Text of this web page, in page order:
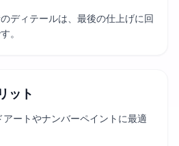
ディテールは、最後の仕上げに回
。
ット
ートやナンバーペイントに最適